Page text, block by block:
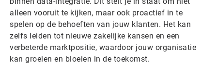
alleen vooruit te kijken, maar ook proactief in te
spelen op de behoeften van jouw klanten. Het kan
zelfs leiden tot nieuwe zakelijke kansen en een
verbeterde marktpositie, waardoor jouw organisatie
kan groeien en bloeien in de toekomst.